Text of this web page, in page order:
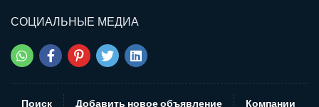
СОЦИАЛЬНЫЕ МЕДИА
Поиск Добавить новое объявление Компании